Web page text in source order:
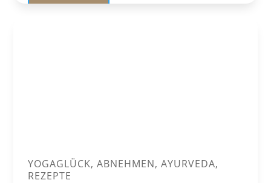
YOGAGLÜCK, ABNEHMEN, AYURVEDA,
REZEPTE